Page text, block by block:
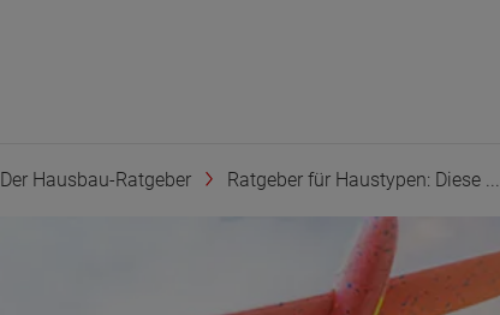
Der Hausbau-Ratgeber Ratgeber für Haustypen: Diese ...